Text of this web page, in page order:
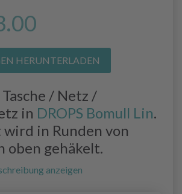
HERUNTERLADEN
/ Netz /
in DROPS Bomull Lin.
in Runden von
oben gehäkelt.
anzeigen